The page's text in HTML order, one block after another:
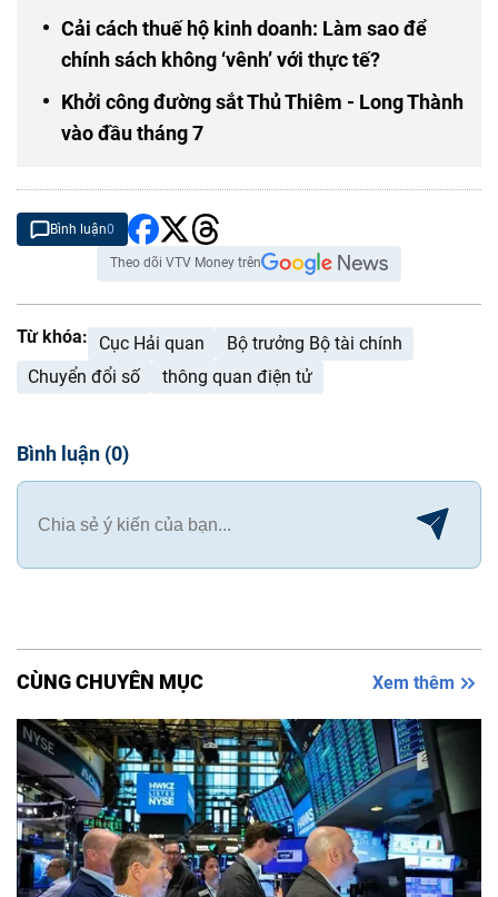
Cải cách thuế hộ kinh doanh: Làm sao để
chính sách không ‘vênh’ với thực tế?
Khởi công đường sắt Thủ Thiêm - Long Thành
vào đầu tháng 7
Bình luận0
Theo dõi VTV Money trên
Từ khóa: Cục Hải quan
Bộ trưởng Bộ tài chính
Chuyển đổi số
thông quan điện tử
Bình luận (0)
CÙNG CHUYÊN MỤC Xem thêm